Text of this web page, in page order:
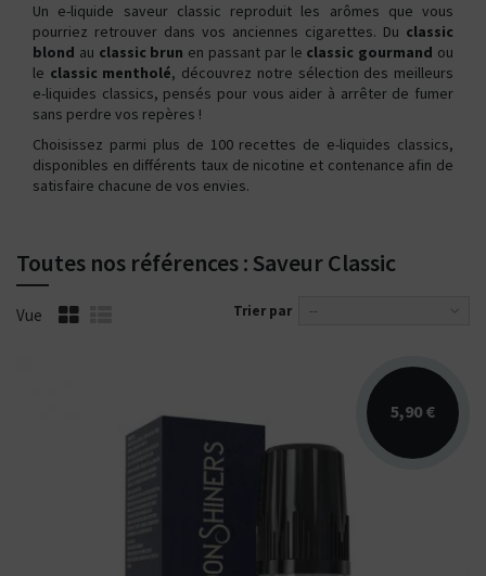
Un e-liquide saveur classic reproduit les arômes que vous
pourriez retrouver dans vos anciennes cigarettes. Du classic
blond au classic brun en passant par le classic gourmand ou
le classic mentholé, découvrez notre sélection des meilleurs
e-liquides classics, pensés pour vous aider à arrêter de fumer
sans perdre vos repères !
Choisissez parmi plus de 100 recettes de e-liquides classics,
disponibles en différents taux de nicotine et contenance afin de
satisfaire chacune de vos envies.
Toutes nos références : Saveur Classic
Vue Trier par --
5,90 €